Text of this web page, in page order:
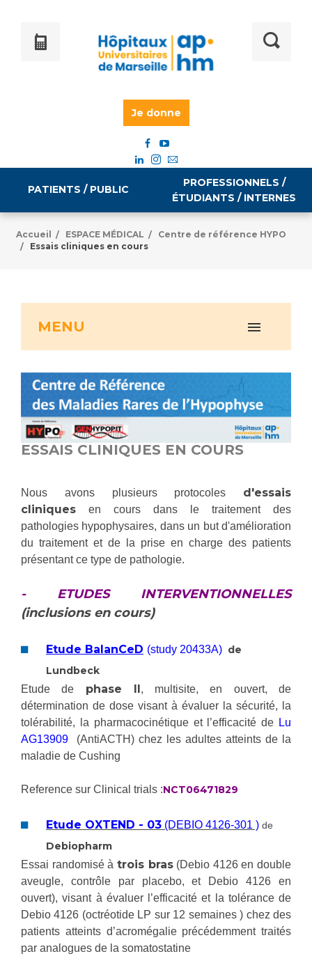
Je donne
PATIENTS / PUBLIC
Informations pratiques
Vous accompagnez, vous rendez visite à un patient
Vous allez être hospitalisé(e)
Vous avez un examen d'imagerie ou de radiologie
à réaliser
Vous avez une analyse à réaliser
Vous venez en consultation
myaphm, votre espace santé en ligne
Vivre ensemble à l'hôpital
Culture à l'hôpital
Les associations
Livret d'accueil
Transports sanitaires
Vos droits, vos devoirs
Handicap
Handi 13
Accueil sourds et malentendants
Activité physique
Cancer
PROFESSIONNELS /
ÉTUDIANTS / INTERNES
Égalité professionnelle
Emploi / formation
Emplois médicaux
Espace Formation
Étudiants hospitaliers
Emplois techniques et médico-techniques
Statuts
Stages paramédicaux
La recherche clinique à l'AP-HM
Écoles et Instituts de Formation
Plateforme des internes
Professionnels de santé
Adresser un patient
Réseaux de soins
Adresser un examen au Laboratoire de Biologie
Médicale
Radiologie / Imagerie
Cancérologie
Les pôles d'activité médicale
Anatomie et Cytologie Pathologiques
Accueil / ESPACE MÉDICAL /
Centre de référence HYPO
/
Essais cliniques en cours
MENU
ESSAIS CLINIQUES EN COURS
Nous avons plusieurs protocoles d'essais
cliniques en cours dans le traitement des
pathologies hypophysaires, dans un but d'amélioration
du traitement et de la prise en charge des patients
présentant ce type de pathologie.
- ETUDES INTERVENTIONNELLES
(inclusions en cours)
Etude BalanCeD (study 20433A) de
Lundbeck
Etude de phase II, multisite, en ouvert, de
détermination de dose visant à évaluer la sécurité, la
tolérabilité, la pharmacocinétique et l’efficacité de Lu
AG13909 (AntiACTH) chez les adultes atteints de la
maladie de Cushing
Reference sur Clinical trials :NCT06471829
Etude OXTEND - 03 (DEBIO 4126-301 ) de
Debiopharm
Essai randomisé à trois bras(Debio 4126 en double
aveugle, contrôle par placebo, et Debio 4126 en
ouvert), visant à évaluer l’efficacité et la tolérance de
Debio 4126 (octréotide LP sur 12 semaines ) chez des
patients atteints d’acromégalie précédemment traités
par analogues de la somatostatine